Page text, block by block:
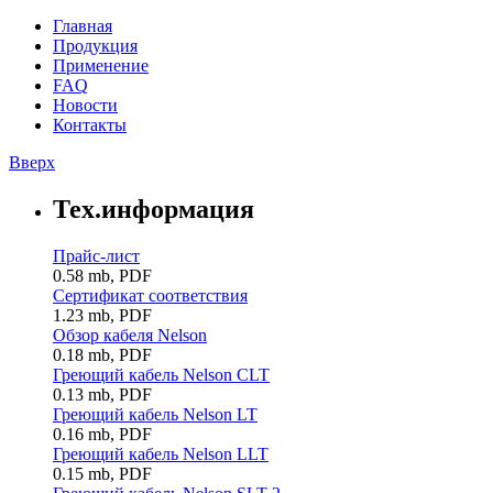
Главная
Продукция
Применение
FAQ
Новости
Контакты
Вверх
Тех.информация
Прайс-лист
0.58 mb, PDF
Сертификат соответствия
1.23 mb, PDF
Обзор кабеля Nelson
0.18 mb, PDF
Греющий кабель Nelson CLT
0.13 mb, PDF
Греющий кабель Nelson LT
0.16 mb, PDF
Греющий кабель Nelson LLT
0.15 mb, PDF